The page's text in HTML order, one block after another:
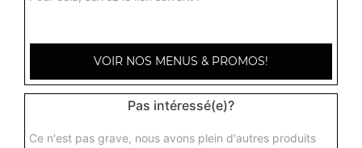
pannizza, menu pannizza
+
VOIR NOS MENUS & PROMOS!
Pas intéressé(e)?
Ce n'est pas grave, nous avons plein d'autres produits